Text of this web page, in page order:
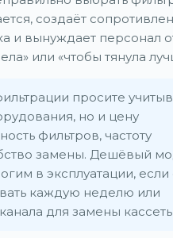
создаёт
и вынуждает персонал
или «чтобы тянула
просите
но и цену
фильтров, частоту
замены. Дешёвый
в эксплуатации, если
каждую неделю или
для замены